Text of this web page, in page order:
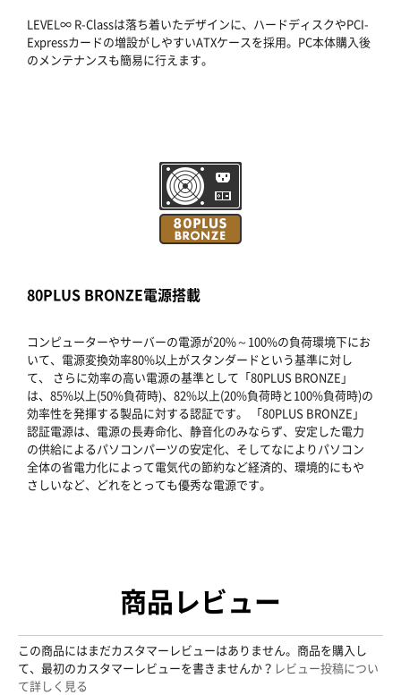
LEVEL∞ R-Classは落ち着いたデザインに、ハードディスクやPCI-
Expressカードの増設がしやすいATXケースを採用。PC本体購入後
のメンテナンスも簡易に行えます。
80PLUS BRONZE電源搭載
コンピューターやサーバーの電源が20%～100%の負荷環境下にお
いて、電源変換効率80%以上がスタンダードという基準に対し
て、 さらに効率の高い電源の基準として「80PLUS BRONZE」
は、85%以上(50%負荷時)、82%以上(20%負荷時と100%負荷時)の
効率性を発揮する製品に対する認証です。 「80PLUS BRONZE」
認証電源は、電源の長寿命化、静音化のみならず、安定した電力
の供給によるパソコンパーツの安定化、そしてなによりパソコン
全体の省電力化によって電気代の節約など経済的、環境的にもや
さしいなど、どれをとっても優秀な電源です。
商品レビュー
この商品にはまだカスタマーレビューはありません。商品を購入し
て、最初のカスタマーレビューを書きませんか？ レビュー投稿につい
て詳しく見る